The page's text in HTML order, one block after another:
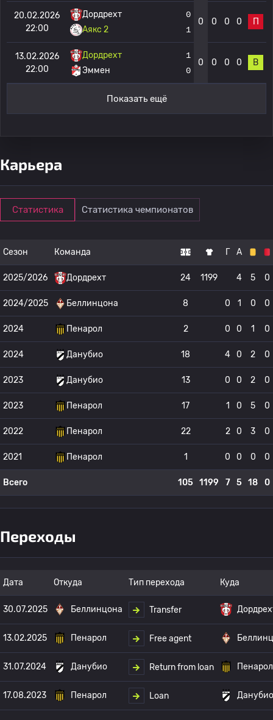
20.02.2026
22:00
Дордрехт
Аякс 2
0
1
0 0 0 0 П
13.02.2026
22:00
Дордрехт
Эммен
1
0
0 0 0 0 В
Показать ещё
Карьера
Статистика Статистика чемпионатов
Сезон Команда Г А
2025/2026 Дордрехт 24 1199 4 5 0
2024/2025 Беллинцона 8 0 1 0 0
2024 Пенарол 2 0 0 1 0
2024 Данубио 18 4 0 2 0
2023 Данубио 13 0 0 2 0
2023 Пенарол 17 1 0 5 0
2022 Пенарол 22 2 0 3 0
2021 Пенарол 1 0 0 0 0
Всего 105 1199 7 5 18 0
Переходы
Дата Откуда Тип перехода Куда
30.07.2025 Беллинцона Transfer
13.02.2025 Пенарол Free agent
31.07.2024 Данубио Return from loan Пенарол
17.08.2023 Пенарол Loan Данубио